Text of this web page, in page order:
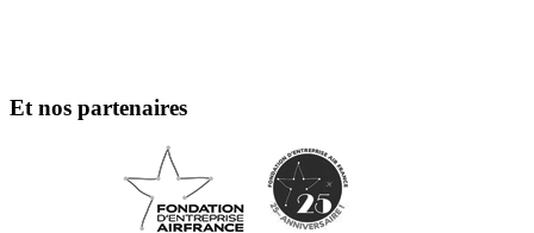
Et nos partenaires